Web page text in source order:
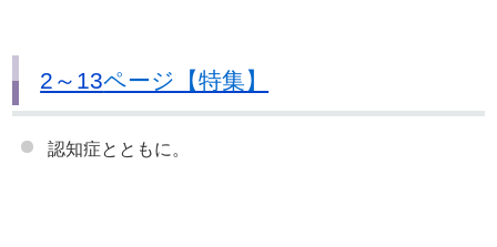
2～13ページ【特集】
認知症とともに。